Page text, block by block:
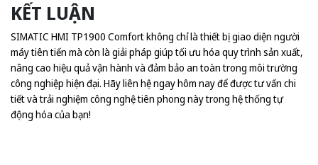
KẾT LUẬN
SIMATIC HMI TP1900 Comfort không chỉ là thiết bị giao diện người
máy tiên tiến mà còn là giải pháp giúp tối ưu hóa quy trình sản xuất,
nâng cao hiệu quả vận hành và đảm bảo an toàn trong môi trường
công nghiệp hiện đại. Hãy liên hệ ngay hôm nay để được tư vấn chi
tiết và trải nghiệm công nghệ tiên phong này trong hệ thống tự
động hóa của bạn!